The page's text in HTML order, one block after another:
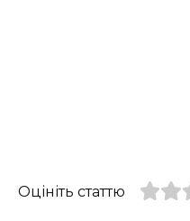
Оцініть статтю